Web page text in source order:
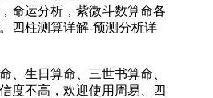
命运分析，紫微斗数算命各
四柱测算详解-预测分析详
、生日算命、三世书算命、
度不高，欢迎使用周易、四